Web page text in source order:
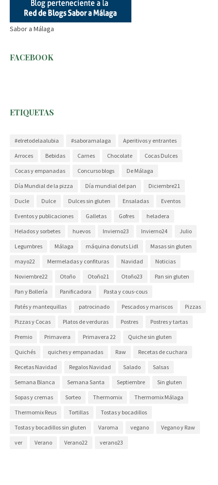
Sabor a Málaga
FACEBOOK
ETIQUETAS
#elretodelaalubia #saboramalaga Aperitivos y entrantes
Arroces Bebidas Carnes Chocolate Cocas Dulces
Cocas y empanadas Concurso blogs De Málaga
Día Mundial de la pizza Día mundial del pan Diciembre21
Ducle Dulce Dulces sin gluten Ensaladas Eventos
Eventos y publicaciones Galletas Gofres heladera
Helados y sorbetes huevos Invierno23 Invierno24 Julio
Legumbres Málaga máquina donuts Lidl Masas sin gluten
mayo22 Mermeladas y confituras Navidad Noticias
Noviembre22 Otoño Otoño21 Otoño23 Pan sin gluten
Pan y Bollería Panificadora Pasta y cous-cous
Patés y mantequillas patrocinado Pescados y mariscos Pizzas
Pizzas y Cocas Platos de verduras Postres Postres y tartas
Premio Primavera Primavera 22 Quiche sin gluten
Quichés quiches y empanadas Raw Recetas de cuchara
Recetas Navidad Regalos Navidad Salado Salsas
Semana Blanca Semana Santa Septiembre Sin gluten
Sopas y cremas Sorteo Thermomix Thermomix Málaga
Thermomix Reus Tortillas Tostas y bocadillos
Tostas y bocadillos sin gluten Varoma vegano Vegano y Raw
ver Verano Verano22 verano23